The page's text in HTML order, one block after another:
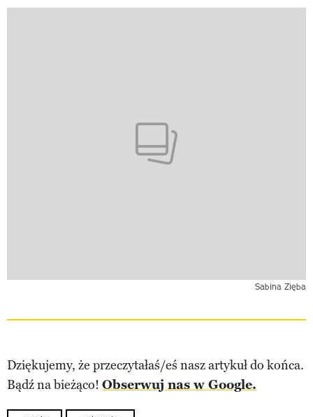
Sabina Zięba
Dziękujemy, że przeczytałaś/eś nasz artykuł do końca.
Bądź na bieżąco! Obserwuj nas w Google.